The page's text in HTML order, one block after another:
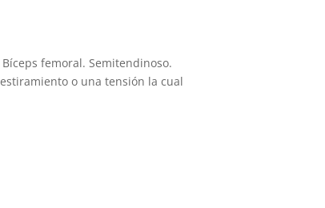
femoral. Semitendinoso.
o una tensión la cual